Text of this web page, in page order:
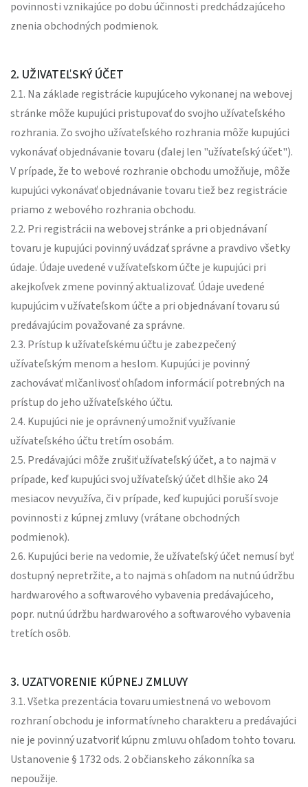
povinnosti vznikajúce po dobu účinnosti predchádzajúceho
znenia obchodných podmienok.
2. UŽIVATEĽSKÝ ÚČET
2.1. Na základe registrácie kupujúceho vykonanej na webovej
stránke môže kupujúci pristupovať do svojho užívateľského
rozhrania. Zo svojho užívateľského rozhrania môže kupujúci
vykonávať objednávanie tovaru (ďalej len "užívateľský účet").
V prípade, že to webové rozhranie obchodu umožňuje, môže
kupujúci vykonávať objednávanie tovaru tiež bez registrácie
priamo z webového rozhrania obchodu.
2.2. Pri registrácii na webovej stránke a pri objednávaní
tovaru je kupujúci povinný uvádzať správne a pravdivo všetky
údaje. Údaje uvedené v užívateľskom účte je kupujúci pri
akejkoľvek zmene povinný aktualizovať. Údaje uvedené
kupujúcim v užívateľskom účte a pri objednávaní tovaru sú
predávajúcim považované za správne.
2.3. Prístup k užívateľskému účtu je zabezpečený
užívateľským menom a heslom. Kupujúci je povinný
zachovávať mlčanlivosť ohľadom informácií potrebných na
prístup do jeho užívateľského účtu.
2.4. Kupujúci nie je oprávnený umožniť využívanie
užívateľského účtu tretím osobám.
2.5. Predávajúci môže zrušiť užívateľský účet, a to najmä v
prípade, keď kupujúci svoj užívateľský účet dlhšie ako 24
mesiacov nevyužíva, či v prípade, keď kupujúci poruší svoje
povinnosti z kúpnej zmluvy (vrátane obchodných
podmienok).
2.6. Kupujúci berie na vedomie, že užívateľský účet nemusí byť
dostupný nepretržite, a to najmä s ohľadom na nutnú údržbu
hardwarového a softwarového vybavenia predávajúceho,
popr. nutnú údržbu hardwarového a softwarového vybavenia
tretích osôb.
3. UZATVORENIE KÚPNEJ ZMLUVY
3.1. Všetka prezentácia tovaru umiestnená vo webovom
rozhraní obchodu je informatívneho charakteru a predávajúci
nie je povinný uzatvoriť kúpnu zmluvu ohľadom tohto tovaru.
Ustanovenie § 1732 ods. 2 občianskeho zákonníka sa
nepoužije.